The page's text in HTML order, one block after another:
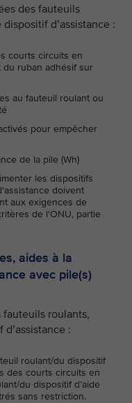
des fauteuils
d’assistance :
courts circuits en
du ruban adhésif sur
au fauteuil roulant ou
pour empêcher
de la pile (Wh)
les dispositifs
doivent
aux exigences de
de l'ONU, partie
aides à la
avec pile(s)
roulants,
:
roulant/du dispositif
des courts circuits en
du dispositif d’aide
sans restriction.